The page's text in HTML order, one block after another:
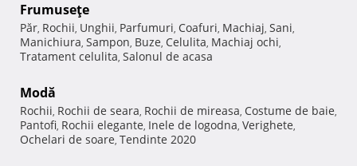
Frumuseţe
Păr, Rochii, Unghii, Parfumuri, Coafuri, Machiaj, Sani,
Manichiura, Sampon, Buze, Celulita, Machiaj ochi,
Tratament celulita, Salonul de acasa
Modă
Rochii, Rochii de seara, Rochii de mireasa, Costume de baie,
Pantofi, Rochii elegante, Inele de logodna, Verighete,
Ochelari de soare, Tendinte 2020